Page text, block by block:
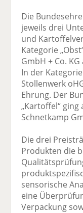
Die
jeweils drei
und
Kategorie
GmbH + Co.
In der Kategorie
Stollenwerk
Ehrung. Der
„Kartoffel“
Schnetkamp
Die drei
Produkten die
sensorische
eine
Verpackung